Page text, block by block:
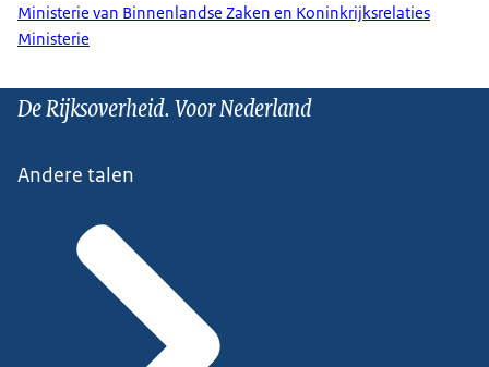
Ministerie van Binnenlandse Zaken en Koninkrijksrelaties
Ministerie
De Rijksoverheid. Voor Nederland
Andere talen